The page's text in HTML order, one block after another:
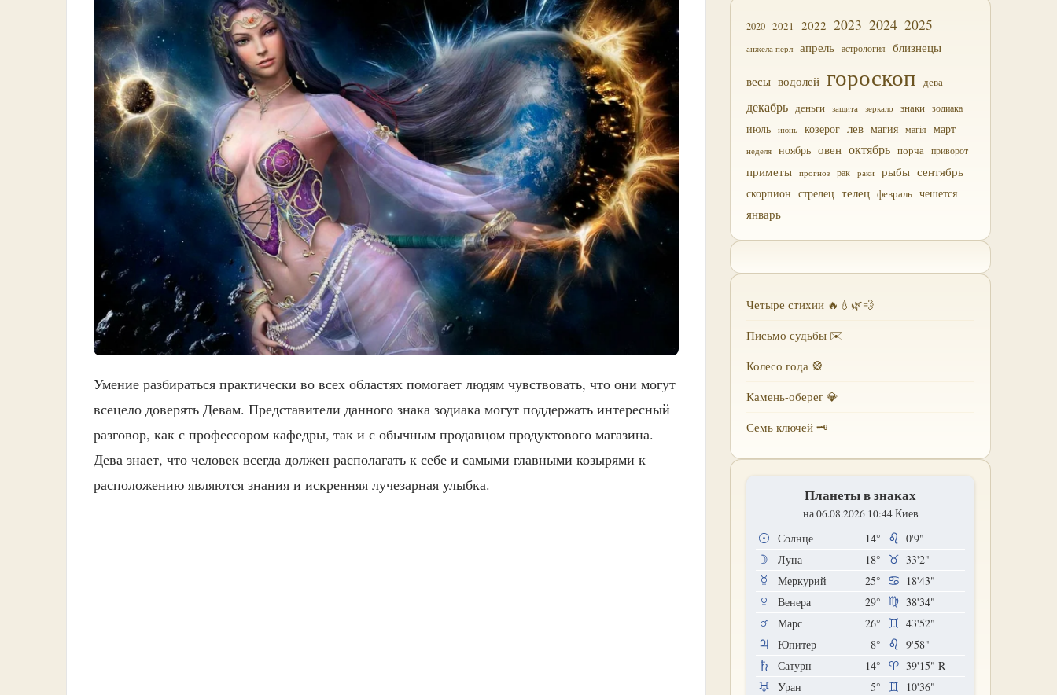
Умение разбираться практически во всех областях помогает людям чувствовать, что они могут
всецело доверять Девам. Представители данного знака зодиака могут поддержать интересный
разговор, как с профессором кафедры, так и с обычным продавцом продуктового магазина.
Дева знает, что человек всегда должен располагать к себе и самыми главными козырями к
расположению являются знания и искренняя лучезарная улыбка.
2020 2021 2022 2023 2024 2025
анжела перл апрель астрология близнецы
весы водолей гороскоп дева
декабрь деньги защита зеркало знаки зодиака
июль июнь козерог лев магия магія март
неделя ноябрь овен октябрь порча приворот
приметы прогноз рак раки рыбы сентябрь
скорпион стрелец телец февраль чешется
январь
Четыре стихии 🔥💧🌿💨
Письмо судьбы ✉️
Колесо года 🎡
Камень-оберег 💎
Семь ключей 🗝
Планеты в знаках
на 06.08.2026 10:44 Киев
Солнце 14°
0'9"
Луна
18°
33'2"
Меркурий
25°
18'43"
Венера
29°
38'34"
Марс
26°
43'52"
Юпитер
8°
9'58"
Сатурн
14° 39'15" R
Уран
5°
10'36"